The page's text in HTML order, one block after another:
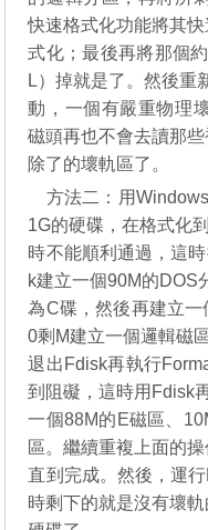
快速格式化功能將其快
式化；最後再將那個
L）掉就是了。然後重
動，一個有嚴重物理
磁頭再也不會去讀那些
除了的壞軌區了。
方法二：用
1G的硬碟，在格式化
時不能順利通過，這
k建立一個90M的DOS
為C碟，然後再建立
0剩M建立一個邏輯磁區
退出Fdisk再執行
到阻礙，這時用Fdisk
一個88M的E磁區、
區。繼續重複上面的操
直到完成。然後，運
時剩下的就是沒有壞